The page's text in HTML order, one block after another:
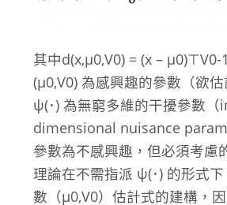
其中d(x,μ0,V0) = (x – μ0)⊤V0-
(μ0,V0) 為感興趣的參數（欲估
ψ(･) 為無窮多維的干擾參數
dimensional nuisance
參數為不感興趣，但必須考慮
理論在不需指派 ψ(･) 的形式
數（μ0,V0）估計式的建構，